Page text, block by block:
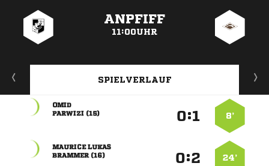
ANPFIFF
11:00UHR
SPIELVERLAUF
8’
:

 
24’
:
 
 